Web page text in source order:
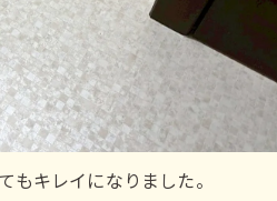
もキレイになりました。